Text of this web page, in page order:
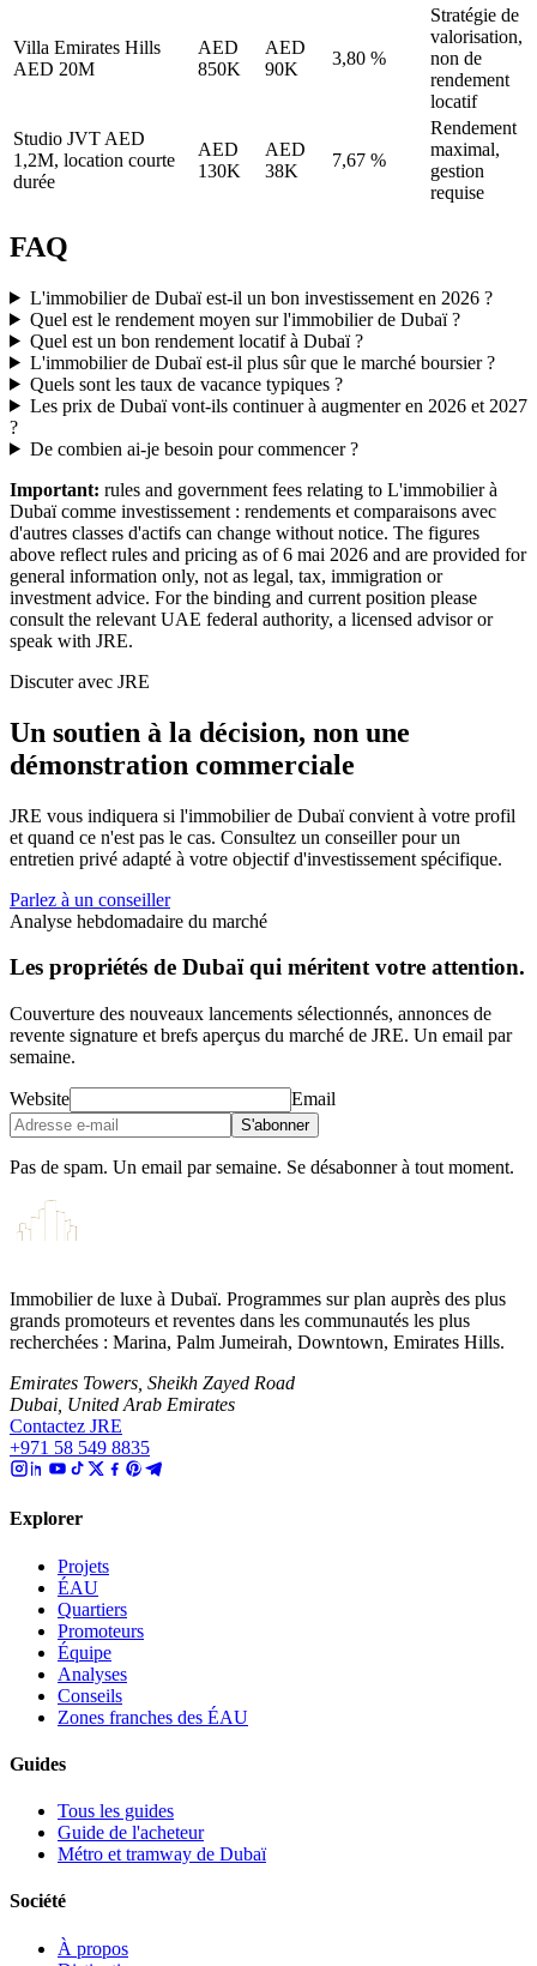
Villa Emirates Hills
AED 20M
AED
850K
AED
90K
3,80 %
Stratégie de
valorisation,
non de
rendement
locatif
Studio JVT AED
1,2M, location courte
durée
AED
130K
AED
38K
7,67 %
Rendement
maximal,
gestion
requise
FAQ
L'immobilier de Dubaï est-il un bon investissement en 2026 ?
Quel est le rendement moyen sur l'immobilier de Dubaï ?
Quel est un bon rendement locatif à Dubaï ?
L'immobilier de Dubaï est-il plus sûr que le marché boursier ?
Quels sont les taux de vacance typiques ?
Les prix de Dubaï vont-ils continuer à augmenter en 2026 et 2027
?
De combien ai-je besoin pour commencer ?
Important: rules and government fees relating to L'immobilier à
Dubaï comme investissement : rendements et comparaisons avec
d'autres classes d'actifs can change without notice. The figures
above reflect rules and pricing as of 6 mai 2026 and are provided for
general information only, not as legal, tax, immigration or
investment advice. For the binding and current position please
consult the relevant UAE federal authority, a licensed advisor or
speak with JRE.
Discuter avec JRE
Un soutien à la décision, non une
démonstration commerciale
JRE vous indiquera si l'immobilier de Dubaï convient à votre profil
et quand ce n'est pas le cas. Consultez un conseiller pour un
entretien privé adapté à votre objectif d'investissement spécifique.
Parlez à un conseiller
Analyse hebdomadaire du marché
Les propriétés de Dubaï qui méritent votre attention.
Couverture des nouveaux lancements sélectionnés, annonces de
revente signature et brefs aperçus du marché de JRE. Un email par
semaine.
Website Email
S'abonner
Pas de spam. Un email par semaine. Se désabonner à tout moment.
Immobilier de luxe à Dubaï. Programmes sur plan auprès des plus
grands promoteurs et reventes dans les communautés les plus
recherchées : Marina, Palm Jumeirah, Downtown, Emirates Hills.
Emirates Towers, Sheikh Zayed Road
Dubai, United Arab Emirates
Contactez JRE
+971 58 549 8835
Explorer
Projets
ÉAU
Quartiers
Promoteurs
Équipe
Analyses
Conseils
Zones franches des ÉAU
Guides
Tous les guides
Guide de l'acheteur
Métro et tramway de Dubaï
Société
À propos